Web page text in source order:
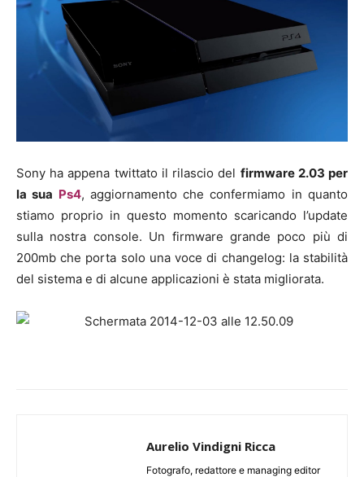
Sony ha appena twittato il rilascio del firmware 2.03 per
la sua Ps4, aggiornamento che confermiamo in quanto
stiamo proprio in questo momento scaricando l’update
sulla nostra console. Un firmware grande poco più di
200mb che porta solo una voce di changelog: la stabilità
del sistema e di alcune applicazioni è stata migliorata.
Aurelio Vindigni Ricca
Fotografo, redattore e managing editor